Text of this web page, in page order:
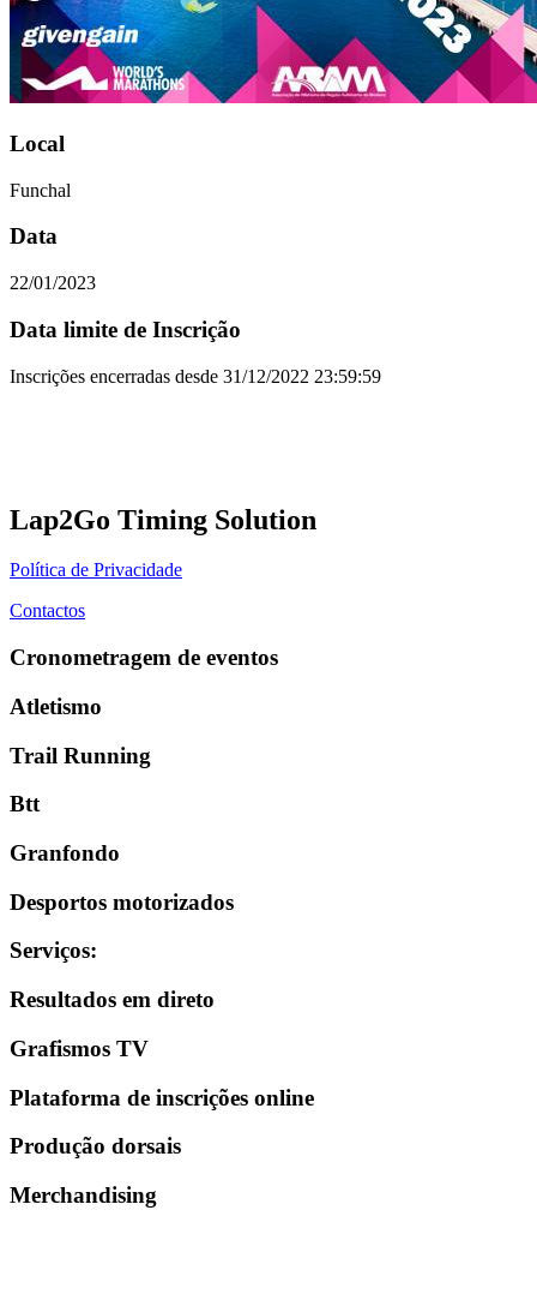
Local
Funchal
Data
22/01/2023
Data limite de Inscrição
Inscrições encerradas desde 31/12/2022 23:59:59
Lap2Go Timing Solution
Política de Privacidade
Contactos
Cronometragem de eventos
Atletismo
Trail Running
Btt
Granfondo
Desportos motorizados
Serviços:
Resultados em direto
Grafismos TV
Plataforma de inscrições online
Produção dorsais
Merchandising